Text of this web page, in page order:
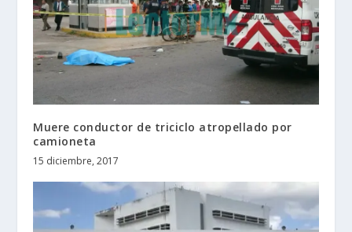
Muere conductor de triciclo atropellado por
camioneta
15 diciembre, 2017